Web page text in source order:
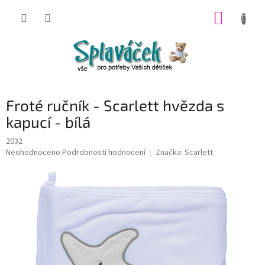
Froté ručník - Scarlett hvězda s
kapucí - bílá
2032
Průměrné
Neohodnoceno Podrobnosti hodnocení Značka: Scarlett